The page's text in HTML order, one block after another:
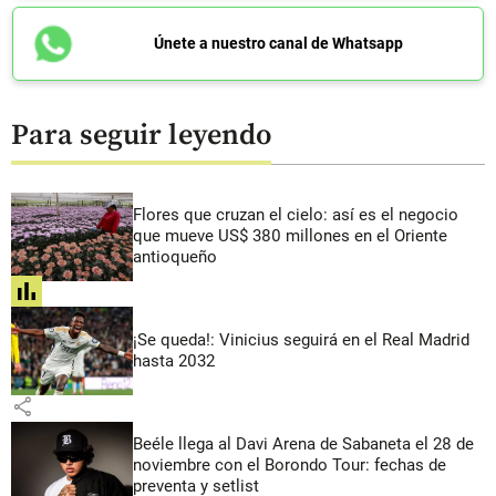
Únete a nuestro canal de Whatsapp
Para seguir leyendo
Flores que cruzan el cielo: así es el negocio
que mueve US$ 380 millones en el Oriente
antioqueño
share
¡Se queda!: Vinicius seguirá en el Real Madrid
hasta 2032
share
Beéle llega al Davi Arena de Sabaneta el 28 de
noviembre con el Borondo Tour: fechas de
preventa y setlist